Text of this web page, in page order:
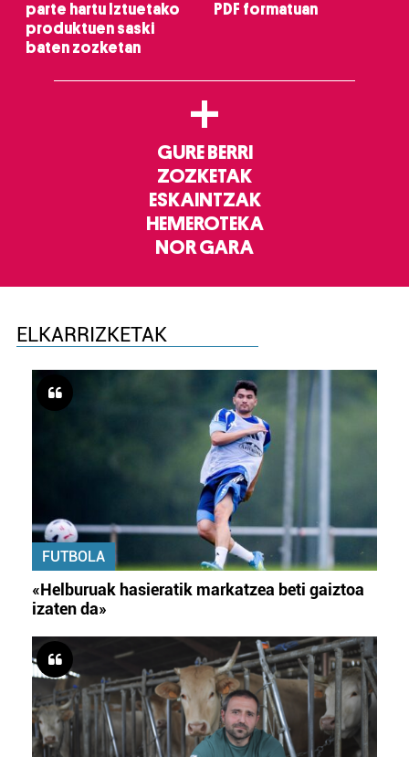
parte hartu Iztuetako
produktuen saski
baten zozketan
PDF formatuan
+
GURE BERRI
ZOZKETAK
ESKAINTZAK
HEMEROTEKA
NOR GARA
ELKARRIZKETAK
FUTBOLA
«Helburuak hasieratik markatzea beti gaiztoa
izaten da»